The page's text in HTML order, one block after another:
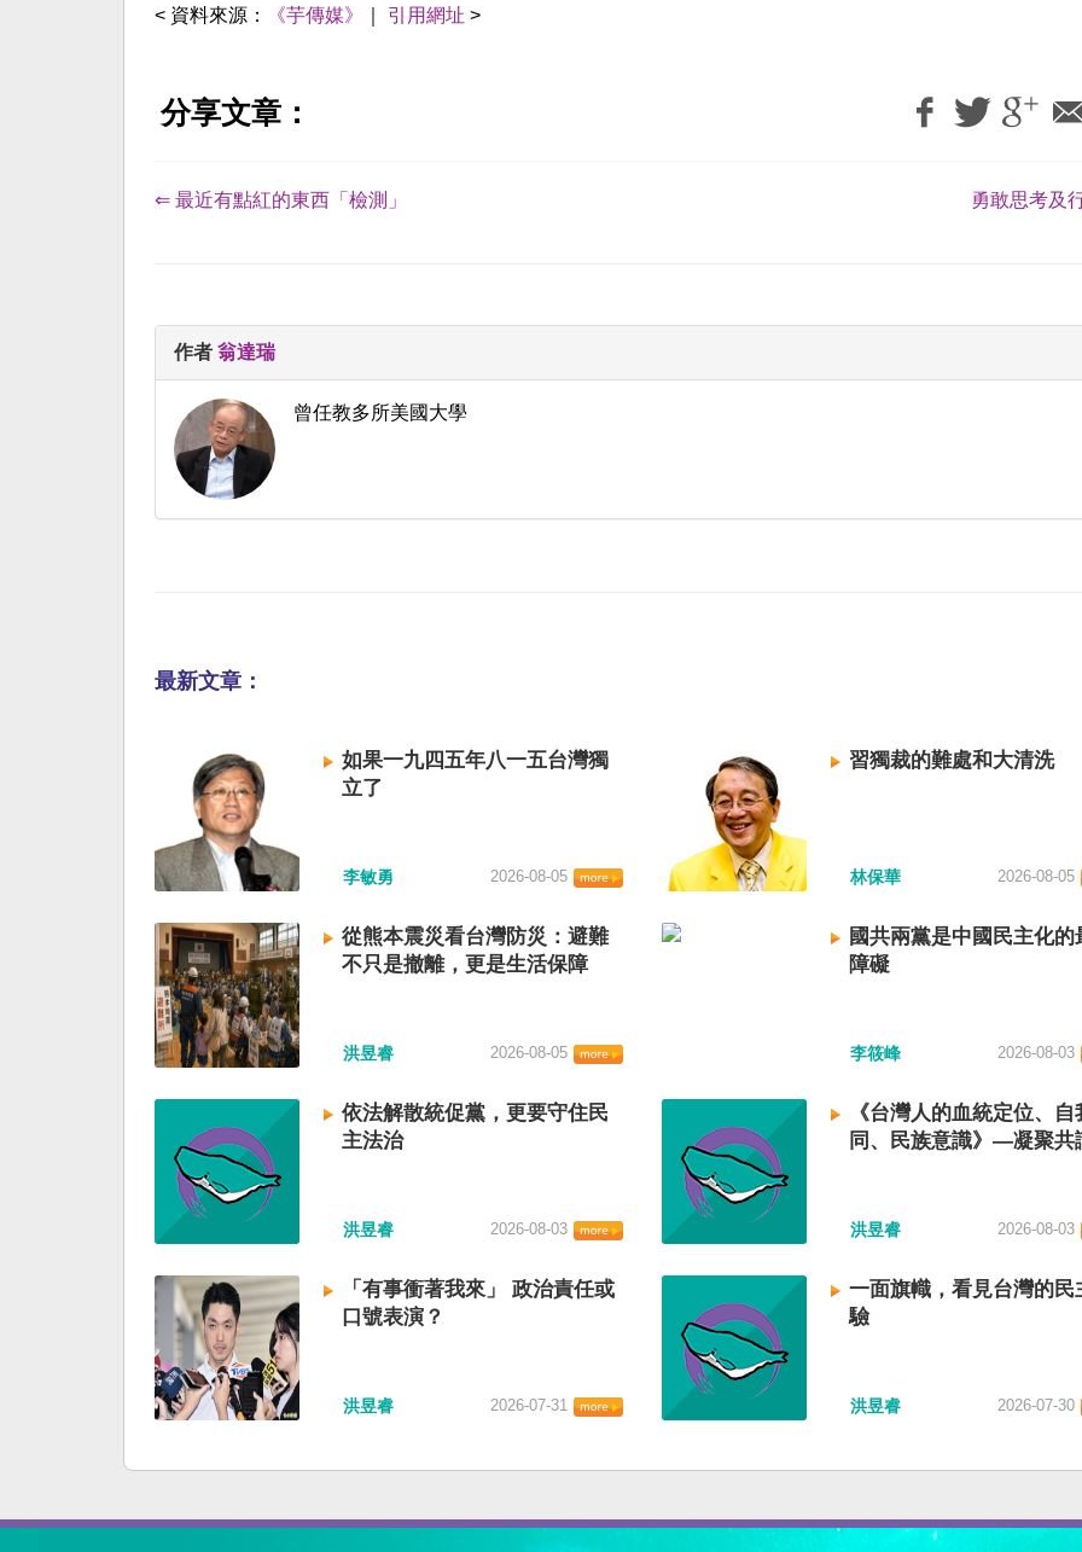
< 資料來源： 《芋傳媒》 引用網址 >
分享文章：
⇐ 最近有點紅的東西「檢測」 勇敢思考及
作者 翁達瑞
曾任教多所美國大學
最新文章：
如果一九四五年八一五台灣獨
立了
李敏勇 2026-08-05
習獨裁的難處和大清洗
林保華 2026-08-05
從熊本震災看台灣防災：避難
不只是撤離，更是生活保障
洪昱睿 2026-08-05
國共兩黨是中國民主化的
障礙
李筱峰 2026-08-03
依法解散統促黨，更要守住民
主法治
洪昱睿 2026-08-03
《台灣人的血統定位、自
同、民族意識》—凝聚共
洪昱睿 2026-08-03
「有事衝著我來」 政治責任或
口號表演？
洪昱睿 2026-07-31
一面旗幟，看見台灣的民
驗
洪昱睿 2026-07-30